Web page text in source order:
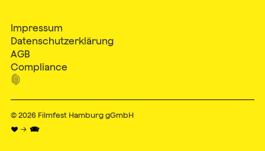
Impressum
Datenschutzerklärung
AGB
Compliance

© 2026 Filmfest Hamburg gGmbH
♥ → 